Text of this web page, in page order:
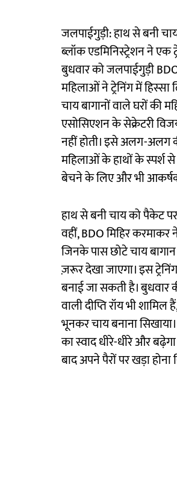
जलपाईगुड़ी: हाथ से बनी
ब्लॉक एडमिनिस्ट्रेशन ने एक
बुधवार को जलपाईगुड़ी
महिलाओं ने ट्रेनिंग में
चाय बागानों वाले घरों की
एसोसिएशन के सेक्रेटरी
नहीं होती। इसे अलग-अलग
महिलाओं के हाथों के स्पर्श
बेचने के लिए और भी आकर्षक
हाथ से बनी चाय को पैकेट
वहीं, BDO मिहिर
जिनके पास छोटे चाय
ज़रूर देखा जाएगा। इस
बनाई जा सकती है। बुधवार
वाली दीप्ति रॉय भी
भूनकर चाय बनाना
का स्वाद धीरे-धीरे और
बाद अपने पैरों पर खड़ा